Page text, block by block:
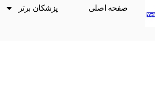
صفحه اصلی پزشکان برتر